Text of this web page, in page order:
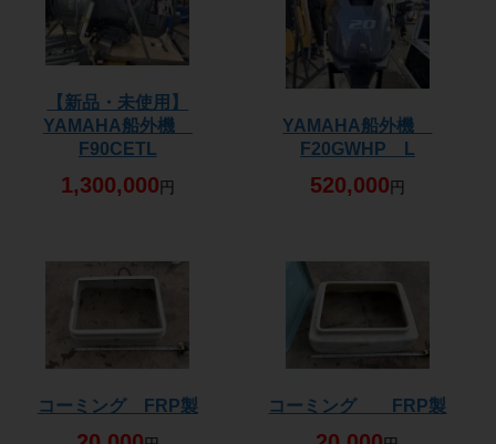
【新品・未使用】
YAMAHA船外機
F90CETL
1,300,000 円
YAMAHA船外機
F20GWHP L
520,000 円
コーミング FRP製 コーミング FRP製